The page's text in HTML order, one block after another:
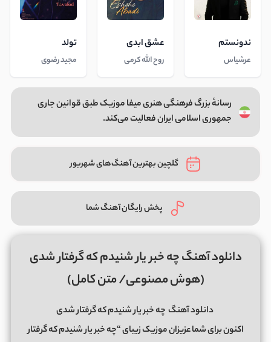
ندونستم
عرشیاس
عشق ابدی
روح الله کرمی
تولد
مجید رضوی
رسانهٔ بزرگ فرهنگی هنری میفا موزیک طبق قوانین جاری
جمهوری اسلامی ایران فعالیت می‌کند.
گلچین بهترین آهنگ‌های شهریور
پخش رایگان آهنگ شما
دانلود آهنگ چه خبر یار شنیدم که گرفتار شدی
(هوش مصنوعی/ متن کامل)
دانلود آهنگ چه خبر یار شنیدم که گرفتار شدی
اکنون برای شما عزیزان موزیک زیبای “چه خبر یار شنیدم که گرفتار